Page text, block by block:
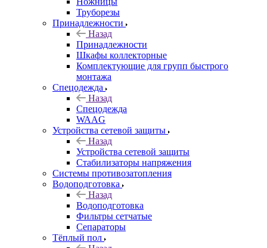
Труборезы
Принадлежности
Назад
Принадлежности
Шкафы коллекторные
Комплектующие для групп быстрого
монтажа
Спецодежда
Назад
Спецодежда
WAAG
Устройства сетевой защиты
Назад
Устройства сетевой защиты
Стабилизаторы напряжения
Системы противозатопления
Водоподготовка
Назад
Водоподготовка
Фильтры сетчатые
Сепараторы
Тёплый пол